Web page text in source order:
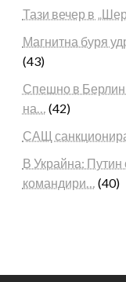
Тази вечер в
Магнитна буря
(43)
Спешно в
на… (42)
САЩ
В Украйна:
командири… (40)